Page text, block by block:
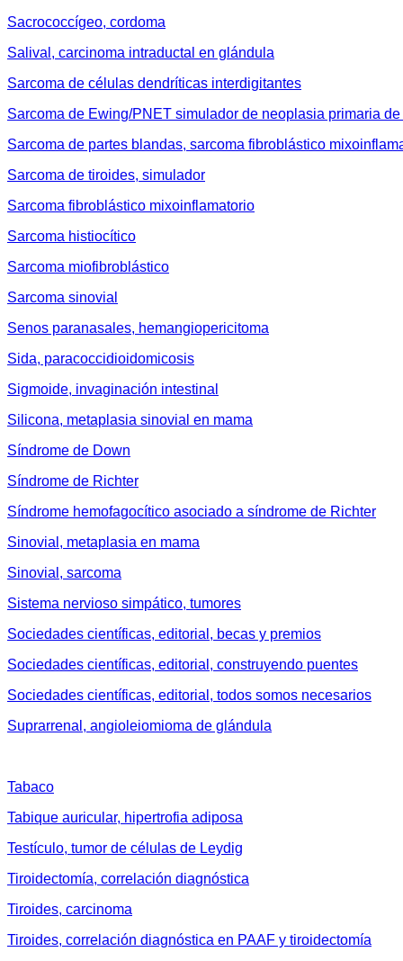
Sacrococcígeo, cordoma
Salival, carcinoma intraductal en glándula
Sarcoma de células dendríticas interdigitantes
Sarcoma de Ewing/PNET simulador de neoplasia primaria
Sarcoma de partes blandas, sarcoma fibroblástico
Sarcoma de tiroides, simulador
Sarcoma fibroblástico mixoinflamatorio
Sarcoma histiocítico
Sarcoma miofibroblástico
Sarcoma sinovial
Senos paranasales, hemangiopericitoma
Sida, paracoccidioidomicosis
Sigmoide, invaginación intestinal
Silicona, metaplasia sinovial en mama
Síndrome de Down
Síndrome de Richter
Síndrome hemofagocítico asociado a síndrome de Richter
Sinovial, metaplasia en mama
Sinovial, sarcoma
Sistema nervioso simpático, tumores
Sociedades científicas, editorial, becas y premios
Sociedades científicas, editorial, construyendo puentes
Sociedades científicas, editorial, todos somos necesarios
Suprarrenal, angioleiomioma de glándula
Tabaco
Tabique auricular, hipertrofia adiposa
Testículo, tumor de células de Leydig
Tiroidectomía, correlación diagnóstica
Tiroides, carcinoma
Tiroides, correlación diagnóstica en PAAF y tiroidectomía